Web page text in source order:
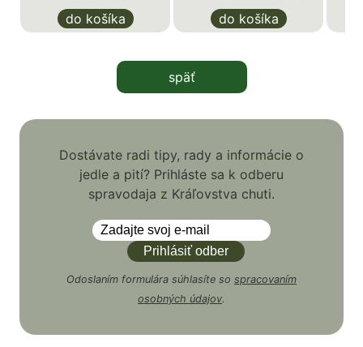
do košíka
do košíka
späť
Dostávate radi tipy, rady a informácie o
jedle a pití? Prihláste sa k odberu
spravodaja z Kráľovstva chuti.
Odoslaním formulára súhlasíte so spracovaním
osobných údajov.